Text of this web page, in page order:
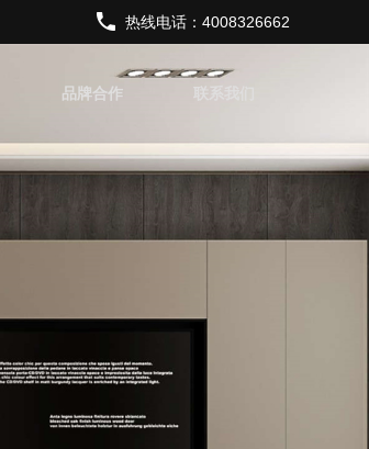
热线电话：4008326662
品牌合作